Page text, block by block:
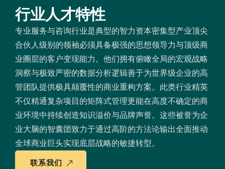
行业人才特性
专业服务与咨询行业是典型的智力资本密集型产业顶尖
合伙人级别的领袖必须具备极强的思想领导力与顶级商
业圈层的客户变现能力。他们拥有俯瞰全局的宏观战略
洞察与极致严密的数据分析逻辑善于为世界级企业的高
管团队提供极具颠覆性的商业重构方案。此类行业精英
不仅精通复杂项目的矩阵式管理更能在高度不确定的商
业环境中持续创造知识溢价与品牌声誉。这些被誉为企
业大脑的智囊团致力于通过高阶的方法论输出全面推动
全球商业巨头实现底层战略的敏捷转型。
联系我们